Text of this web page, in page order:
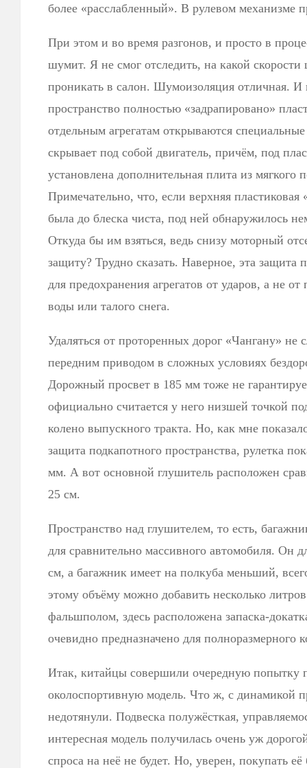
более «расслабленный». В рулевом механизме
При этом и во время разгонов, и просто в
шумит. Я не смог отследить, на какой
проникать в салон. Шумоизоляция отличная. И
пространство полностью «задрапировано»
отдельным агрегатам открываются
скрывает под собой двигатель, причём, под
установлена дополнительная плита из мягкого
Примечательно, что, если верхняя
была до блеска чиста, под ней обнаружилось
Откуда бы им взяться, ведь снизу моторный
защиту? Трудно сказать. Наверное, эта защита
для предохранения агрегатов от ударов, а не
воды или талого снега.
Удаляться от проторенных дорог «Чангану» не
передним приводом в сложных условиях
Дорожный просвет в 185 мм тоже не
официально считается у него низшей точкой
колено выпускного тракта. Но, как мне
защита подкапотного пространства, рулетка
мм. А вот основной глушитель расположен
25 см.
Пространство над глушителем, то есть,
для сравнительно массивного автомобиля. Он
см, а багажник имеет на полкуба меньший,
этому объёму можно добавить несколько
фальшполом, здесь расположена запаска-
очевидно предназначено для полноразмерного
Итак, китайцы совершили очередную попытку
околоспортивную модель. Что ж, с динамикой
недотянули. Подвеска полужёсткая,
интересная модель получилась очень уж
спроса на неё не будет. Но, уверен, покупать её